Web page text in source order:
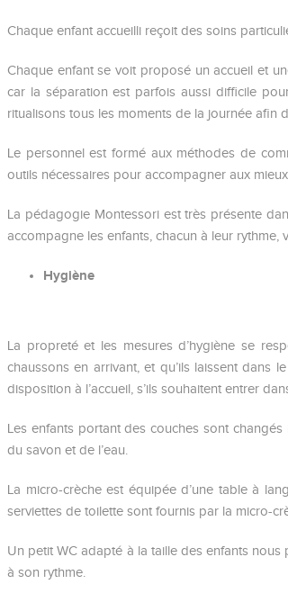
Chaque enfant accueilli reçoit des soins
Chaque enfant se voit proposé un accueil et
car la séparation est parfois aussi difficile
ritualisons tous les moments de la journée afin
Le personnel est formé aux méthodes de
outils nécessaires pour accompagner aux
La pédagogie Montessori est très présente
accompagne les enfants, chacun à leur rythme,
Hygiène
La propreté et les mesures d’hygiène se
chaussons en arrivant, et qu’ils laissent dans
disposition à l’accueil, s’ils souhaitent entrer
Les enfants portant des couches sont
du savon et de l’eau.
La micro-crèche est équipée d’une table à
serviettes de toilette sont fournis par la micro-
Un petit WC adapté à la taille des enfants
à son rythme.